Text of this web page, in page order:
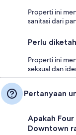
Properti ini
sanitasi dari
Perlu
Properti ini
seksual dan
Pertanyaan
Apakah
Downtown